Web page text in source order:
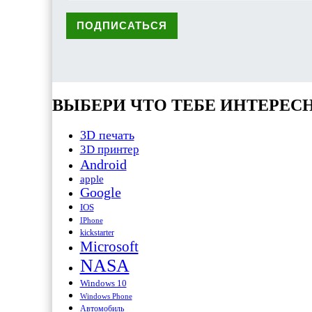
ВЫБЕРИ ЧТО ТЕБЕ
3D печать
3D принтер
Android
apple
Google
IOS
IPhone
kickstarter
Microsoft
NASA
Windows 10
Windows Phone
Автомобиль